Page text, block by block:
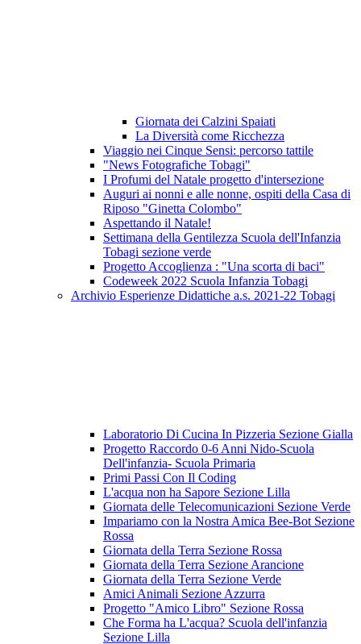
Giornata dei Calzini Spaiati
La Diversità come Ricchezza
Viaggio nei Cinque Sensi: percorso tattile
"News Fotografiche Tobagi"
I Profumi del Natale progetto d'intersezione
Auguri ai nonni e alle nonne, ospiti della Casa di
Riposo "Ginetta Colombo"
Aspettando il Natale!
Settimana della Gentilezza Scuola dell'Infanzia
Tobagi sezione verde
Progetto Accoglienza : "Una scorta di baci"
Codeweek 2022 Scuola Infanzia Tobagi
Archivio Esperienze Didattiche a.s. 2021-22 Tobagi
Laboratorio Di Cucina In Pizzeria Sezione Gialla
Progetto Raccordo 0-6 Anni Nido-Scuola
Dell'infanzia- Scuola Primaria
Primi Passi Con Il Coding
L'acqua non ha Sapore Sezione Lilla
Giornata delle Telecomunicazioni Sezione Verde
Impariamo con la Nostra Amica Bee-Bot Sezione
Rossa
Giornata della Terra Sezione Rossa
Giornata della Terra Sezione Arancione
Giornata della Terra Sezione Verde
Amici Animali Sezione Azzurra
Progetto "Amico Libro" Sezione Rossa
Che Forma ha L'acqua? Scuola dell'infanzia
Sezione Lilla